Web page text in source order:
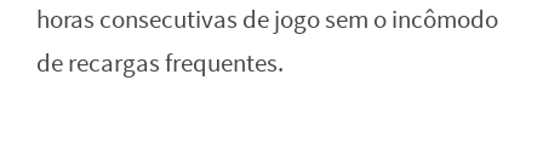
horas consecutivas de jogo sem o incômodo
de recargas frequentes.